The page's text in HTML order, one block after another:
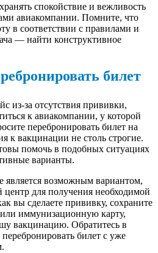
спокойствие и вежливость
авиакомпании. Помните, что
в соответствии с правилами и
— найти конструктивное
билет
из-за отсутствия прививки,
к авиакомпании, у которой
перебронировать билет на
к вакцинации не столь строгие.
помочь в подобных ситуациях
варианты.
является возможным вариантом,
центр для получения необходимой
вы сделаете прививку, сохраните
иммунизационную карту,
вакцинацию. Обратитесь в
билет с уже